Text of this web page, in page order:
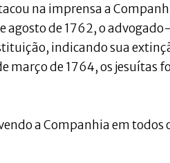
na imprensa a
agosto de 1762, o
indicando sua
março de 1764, os jesuítas
a Companhia em todos